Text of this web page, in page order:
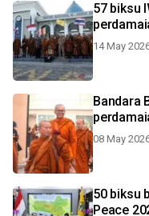
57 biksu
14 May
Bandara
08 May
50 biksu
Peace